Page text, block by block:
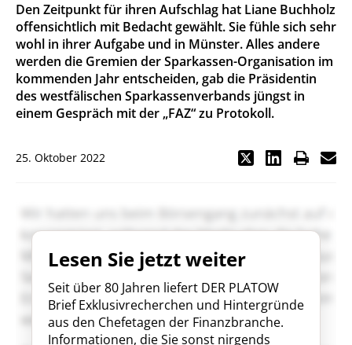
Den Zeitpunkt für ihren Aufschlag hat Liane Buchholz
offensichtlich mit Bedacht gewählt. Sie fühle sich sehr
wohl in ihrer Aufgabe und in Münster. Alles andere
werden die Gremien der Sparkassen-Organisation im
kommenden Jahr entscheiden, gab die Präsidentin
des westfälischen Sparkassenverbands jüngst in
einem Gespräch mit der „FAZ“ zu Protokoll.
25. Oktober 2022
Lesen Sie jetzt weiter
Seit über 80 Jahren liefert DER PLATOW
Brief Exklusivrecherchen und Hintergründe
aus den Chefetagen der Finanzbranche.
Informationen, die Sie sonst nirgends